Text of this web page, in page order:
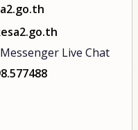
Messenger Live Chat